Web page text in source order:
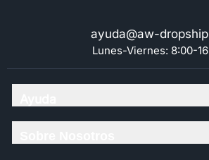
ayuda@aw-
Lunes-Viernes: 8:00-